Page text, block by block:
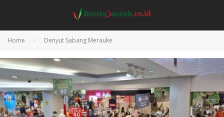
Home Denyut Sabang Merauke